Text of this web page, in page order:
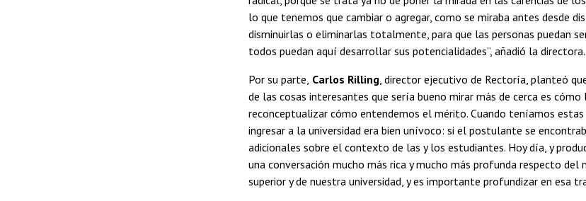
lo que tenemos que cambiar o agregar, como se miraba antes desde
disminuirlas o eliminarlas totalmente, para que las personas puedan
todos puedan aquí desarrollar sus potencialidades”, añadió la directora.
Por su parte, Carlos Rilling , director ejecutivo de Rectoría, planteó
de las cosas interesantes que sería bueno mirar más de cerca es
reconceptualizar cómo entendemos el mérito. Cuando teníamos
ingresar a la universidad era bien unívoco: si el postulante se
adicionales sobre el contexto de las y los estudiantes. Hoy día, y
una conversación mucho más rica y mucho más profunda respecto
superior y de nuestra universidad, y es importante profundizar en esa